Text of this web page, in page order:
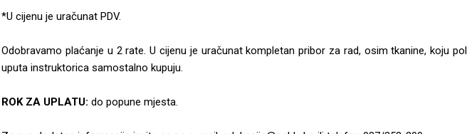
*U cijenu je uračunat PDV.
Odobravamo plaćanje u 2 rate. U cijenu je uračunat kompletan pribor za rad, osim tkanine, koju
uputa instruktorica samostalno kupuju.
ROK ZA UPLATU: do popune mjesta.